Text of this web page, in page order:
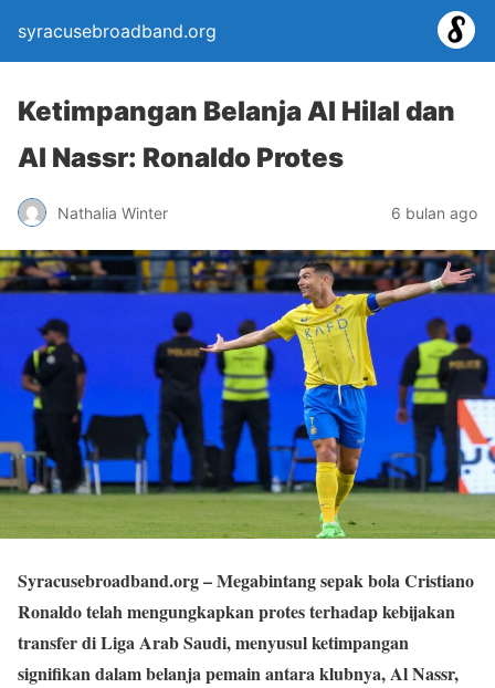
syracusebroadband.org
Ketimpangan Belanja Al Hilal dan
Al Nassr: Ronaldo Protes
Nathalia Winter 6 bulan ago
Syracusebroadband.org– Megabintang sepak bola Cristiano
Ronaldo telah mengungkapkan protes terhadap kebijakan
transfer di Liga Arab Saudi, menyusul ketimpangan
signifikan dalam belanja pemain antara klubnya, Al Nassr,